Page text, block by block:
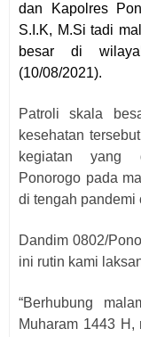
dan Kapolres
S.I.K, M.Si tadi
besar di
(10/08/2021).
Patroli skala
kesehatan
kegiatan yang
Ponorogo pada
di tengah pandemi
Dandim 0802/
ini rutin kami
“Berhubung
Muharam 1443